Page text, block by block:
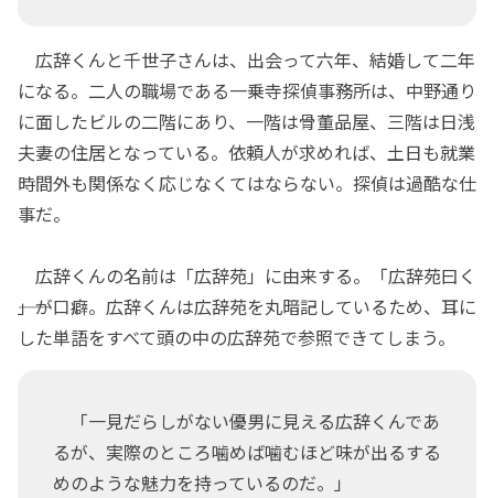
広辞くんと千世子さんは、出会って六年、結婚して二年
になる。二人の職場である一乗寺探偵事務所は、中野通り
に面したビルの二階にあり、一階は骨董品屋、三階は日浅
夫妻の住居となっている。依頼人が求めれば、土日も就業
時間外も関係なく応じなくてはならない。探偵は過酷な仕
事だ。
広辞くんの名前は「広辞苑」に由来する。「広辞苑曰く
――」が口癖。広辞くんは広辞苑を丸暗記しているため、耳に
した単語をすべて頭の中の広辞苑で参照できてしまう。
「一見だらしがない優男に見える広辞くんであ
るが、実際のところ噛めば噛むほど味が出るする
めのような魅力を持っているのだ。」